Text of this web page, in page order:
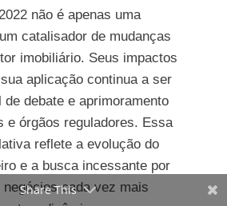
não é apenas uma
catalisador de mudanças
imobiliário. Seus impactos
aplicação continua a ser
de debate e aprimoramento
e órgãos reguladores. Essa
reflete a evolução do
e a busca incessante por
cada vez mais
Share This